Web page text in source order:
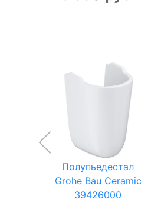
Полупьедестал
Grohe Bau Ceramic
39426000